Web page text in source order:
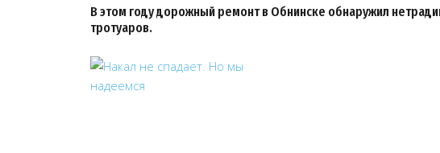
В этом году дорожный ремонт в Обнинске обнаружил
тротуаров.